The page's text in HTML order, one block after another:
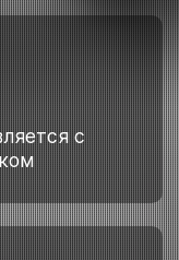
с